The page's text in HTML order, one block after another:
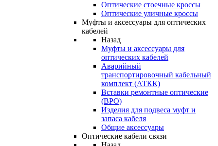
Оптические стоечные кроссы
Оптические уличные кроссы
Муфты и аксессуары для оптических
кабелей
Назад
Муфты и аксессуары для
оптических кабелей
Аварийный
транспортировочный кабельный
комплект (АТКК)
Вставки ремонтные оптические
(ВРО)
Изделия для подвеса муфт и
запаса кабеля
Общие аксессуары
Оптические кабели связи